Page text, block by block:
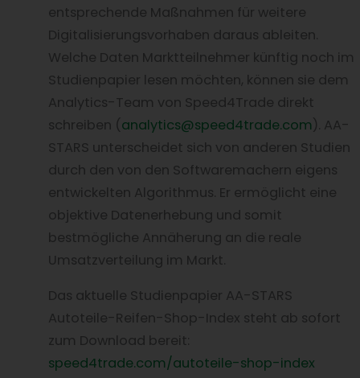
entsprechende Maßnahmen für weitere
Digitalisierungsvorhaben daraus ableiten.
Welche Daten Marktteilnehmer künftig noch im
Studienpapier lesen möchten, können sie dem
Analytics-Team von Speed4Trade direkt
schreiben (analytics@speed4trade.com). AA-
STARS unterscheidet sich von anderen Studien
durch den von den Softwaremachern eigens
entwickelten Algorithmus. Er ermöglicht eine
objektive Datenerhebung und somit
bestmögliche Annäherung an die reale
Umsatzverteilung im Markt.
Das aktuelle Studienpapier AA-STARS
Autoteile-Reifen-Shop-Index steht ab sofort
zum Download bereit:
speed4trade.com/autoteile-shop-index